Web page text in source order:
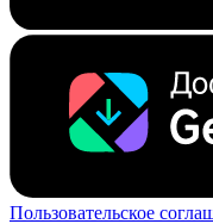
Пользовательское